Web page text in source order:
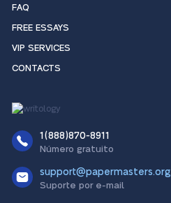
FAQ
FREE ESSAYS
VIP SERVICES
CONTACTS
1(888)870-8911
Número gratuito
support@papermasters.org
Suporte por e-mail